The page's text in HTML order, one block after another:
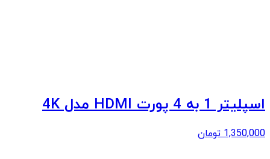
اسپلیتر 1 به 4 پورت HDMI مدل 4K
1,350,000 تومان